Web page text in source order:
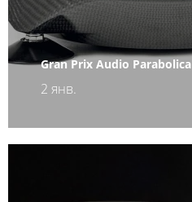
Gran Prix Audio Parabolica
2 янв.